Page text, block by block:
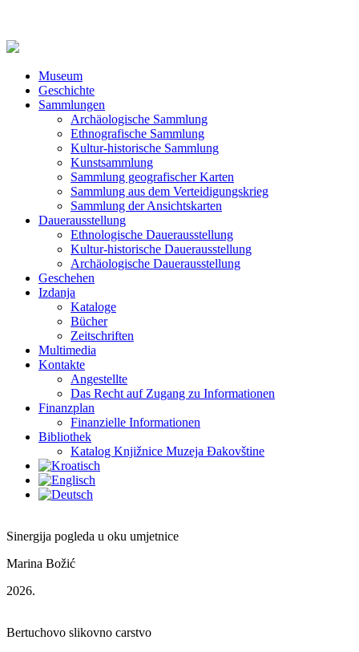
Museum
Geschichte
Sammlungen
Archäologische Sammlung
Ethnografische Sammlung
Kultur-historische Sammlung
Kunstsammlung
Sammlung geografischer Karten
Sammlung aus dem Verteidigungskrieg
Sammlung der Ansichtskarten
Dauerausstellung
Ethnologische Dauerausstellung
Kultur-historische Dauerausstellung
Archäologische Dauerausstellung
Geschehen
Izdanja
Kataloge
Bücher
Zeitschriften
Multimedia
Kontakte
Angestellte
Das Recht auf Zugang zu Informationen
Finanzplan
Finanzielle Informationen
Bibliothek
Katalog Knjižnice Muzeja Đakovštine
Sinergija pogleda u oku umjetnice
Marina Božić
2026.
Bertuchovo slikovno carstvo